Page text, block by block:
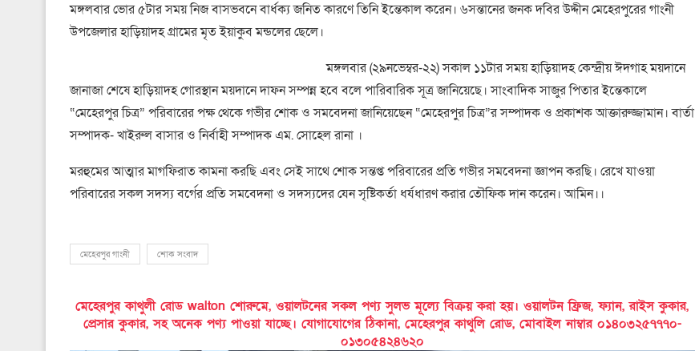
মঙ্গলবার ভাের ৫টার সময় নিজ বাসভবনে বার্ধক্য জনিত কারণে তিনি ইন্তেকাল করেন। ৬সন্তানের জনক দবির উদ্দীন মেহেরপুরের গাংনী
উপজেলার হাড়িয়াদহ গ্রামের মৃত ইয়াকুব মন্ডলের ছেলে।
মঙ্গলবার (২৯নভেম্বর-২২) সকাল ১১টার সময় হাড়িয়াদহ কেন্দ্রীয় ঈদগাহ ময়দানে
জানাজা শেষে হাড়িয়াদহ গােরস্থান ময়দানে দাফন সম্পন্ন হবে বলে পারিবারিক সূত্র জানিয়েছে। সাংবাদিক সাজুর পিতার ইন্তেকালে
“মেহেরপুর চিত্র” পরিবারের পক্ষ থেকে গভীর শোক ও সমবেদনা জানিয়েছেন “মেহেরপুর চিত্র”র সম্পাদক ও প্রকাশক আক্তারুজ্জামান। বার্তা
সম্পাদক- খাইরুল বাসার ও নির্বাহী সম্পাদক এম. সোহেল রানা ।
মরহুমের আত্মার মাগফিরাত কামনা করছি এবং সেই সাথে শোক সন্তপ্ত পরিবারের প্রতি গভীর সমবেদনা জ্ঞাপন করছি। রেখে যাওয়া
পরিবারের সকল সদস্য বর্গের প্রতি সমবেদনা ও সদস্যদের যেন সৃষ্টিকর্তা ধর্যধারণ করার তৌফিক দান করেন। আমিন।।
মেহেরপুর গাংনী শোক সংবাদ
মেহেরপুর কাথুলী রোড walton শোরুমে, ওয়ালটনের সকল পণ্য সুলভ মূল্যে বিক্রয় করা হয়। ওয়ালটন ফ্রিজ, ফ্যান, রাইস কুকার,
প্রেসার কুকার, সহ অনেক পণ্য পাওয়া যাচ্ছে। যোগাযোগের ঠিকানা, মেহেরপুর কাথুলি রোড, মোবাইল নাম্বার ০১৪০৩২৫৭৭৭০-
০১৩০৫৪২৪৬২০